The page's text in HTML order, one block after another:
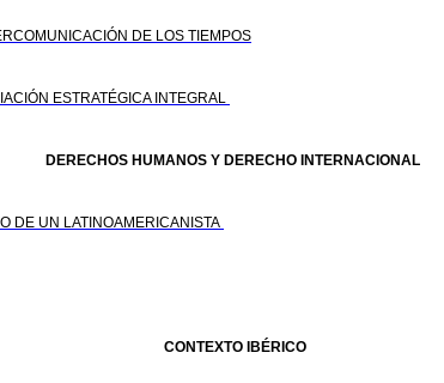
DE LOS TIEMPOS
ESTRATÉGICA INTEGRAL
DERECHOS HUMANOS Y DERECHO INTERNACIONAL
DE UN LATINOAMERICANISTA
CONTEXTO IBÉRICO